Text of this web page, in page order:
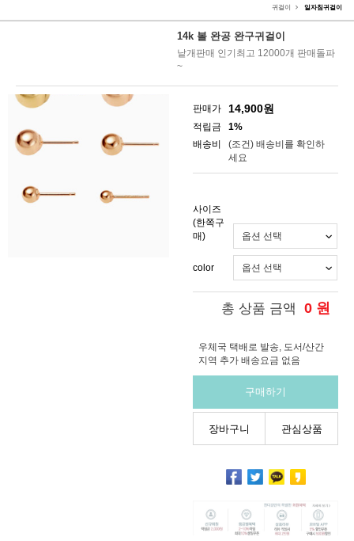
귀걸이 일자침귀걸이
14k 볼 완공 완구귀걸이
낱개판매 인기최고 12000개 판매돌파
~
판매가 14,900원
적립금
1%
배송비
(조건) 배송비를 확인하
세요
사이즈
(한쪽구
매)
color
총 상품 금액 0 원
우체국 택배로 발송, 도서/산간
지역 추가 배송요금 없음
구매하기
장바구니 관심상품